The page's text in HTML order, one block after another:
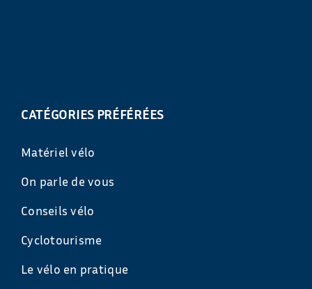
CATÉGORIES PRÉFÉRÉES
Matériel vélo
On parle de vous
Conseils vélo
Cyclotourisme
Le vélo en pratique